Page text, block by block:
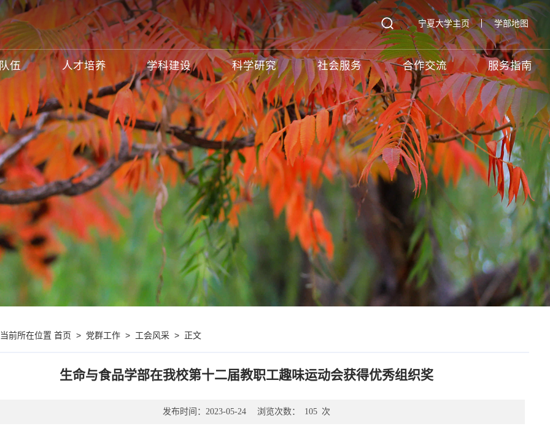
宁夏大学主页 学部地图
伍 人才培养 学科建设 科学研究 社会服务 合作交流 服务指南
前所在位置首页 > 党群工作 > 工会风采 > 正文
生命与食品学部在我校第十二届教职工趣味运动会获得优秀组织奖
发布时间： 2023-05-24 浏览次数： 105 次